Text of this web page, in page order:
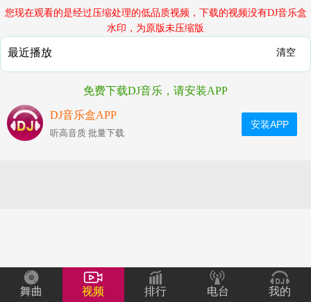
舞曲 视频 排行 电台 我的
您现在观看的是经过压缩处理的低品质视频，下载的视频没有DJ音乐盒
水印，为原版未压缩版
最近播放 清空
免费下载DJ音乐，请安装APP
DJ音乐盒APP
听高音质 批量下载
安装APP